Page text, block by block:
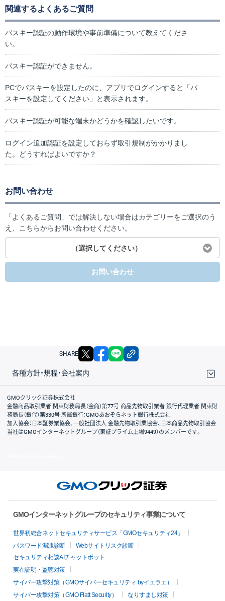
関連するよくあるご質問
パスキー認証の動作環境や事前準備について教えてくださ
い。
パスキー認証ができません。
PCでパスキーを設定したのに、アプリでログインすると「パ
スキーを設定してください」と表示されます。
パスキー認証が可能な端末かどうかを確認したいです。
ログイン追加認証を設定しておらず取引規制がかかりまし
た。どうすればよいですか？
お問い合わせ
「よくあるご質問」では解決しない場合はカテゴリーをご選択のう
え、こちらからお問い合わせください。
（選択してください）
お問い合わせ
SHARE X facebook
各種方針・規程・会社案内
取引規程・約款
サイトマップ
その他のご案内
個人情報保護方針
最良執行方針
サイトのご利用について
ディスクレイマー
信託保全
リスク説明
会社案内
GMOクリック証券株式会社
金融商品取引業者 関東財務局長（金商）第77号 商品先物取引業者 銀行代理業者 関東財
務局長（銀代）第330号 所属銀行：GMOあおぞらネット銀行株式会社
加入協会：日本証券業協会、一般社団法人 金融先物取引業協会、日本商品先物取引協会
当社はGMOインターネットグループ（東証プライム上場9449）のメンバーです。
GMOインターネットグループのセキュリティ事業について
世界初総合ネットセキュリティサービス「GMOセキュリティ24」
パスワード漏洩診断
Webサイトリスク診断
セキュリティ相談AIチャットボット
実在証明・盗聴対策
サイバー攻撃対策（GMOサイバーセキュリティ byイエラエ）
サイバー攻撃対策（GMO Flatt Security）
なりすまし対策